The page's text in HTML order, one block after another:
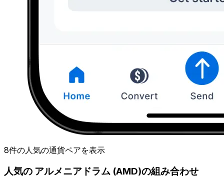
8件の人気の通貨ペアを表示
人気の アルメニアドラム (AMD)の組み合わせ